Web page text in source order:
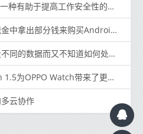
有助于提高工作安全性的方法
出部分钱来购买Android应用程序
的数据而又不知道如何处理时
Watch带来了更多运动模式和表盘
云协作